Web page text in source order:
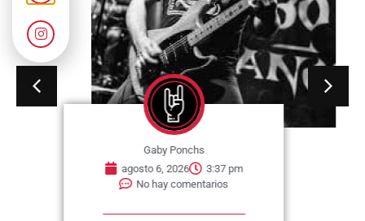
Gaby Ponchs
agosto 6, 2026
3:37 pm
No hay comentarios